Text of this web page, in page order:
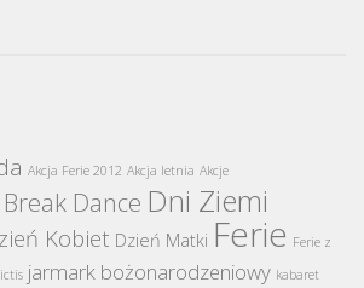
Akcja Ferie 2012 Akcja letnia Akcje
Break Dance Dni Ziemi
Kobiet Dzień Matki Ferie Ferie z
jarmark bożonarodzeniowy kabaret